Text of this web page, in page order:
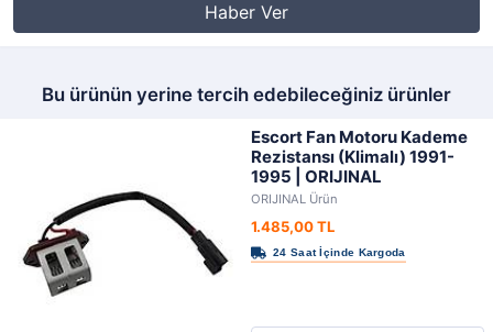
Haber Ver
Bu ürünün yerine tercih edebileceğiniz ürünler
Escort Fan Motoru Kademe
Rezistansı (Klimalı) 1991-
1995 | ORIJINAL
ORIJINAL Ürün
1.485,00 TL